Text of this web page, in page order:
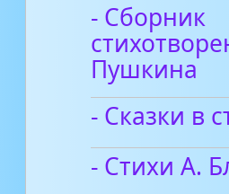
- Сборник
Пушкина
- Сказки в
- Стихи А.